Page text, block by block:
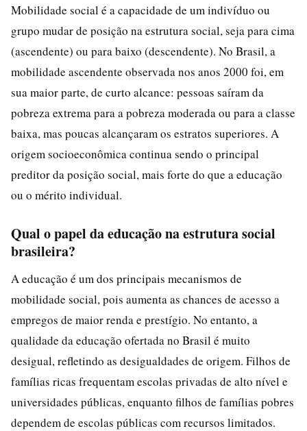
Mobilidade social é a capacidade de um indivíduo ou
grupo mudar de posição na estrutura social, seja para cima
(ascendente) ou para baixo (descendente). No Brasil, a
mobilidade ascendente observada nos anos 2000 foi, em
sua maior parte, de curto alcance: pessoas saíram da
pobreza extrema para a pobreza moderada ou para a classe
baixa, mas poucas alcançaram os estratos superiores. A
origem socioeconômica continua sendo o principal
preditor da posição social, mais forte do que a educação
ou o mérito individual.
Qual o papel da educação na estrutura social
brasileira?
A educação é um dos principais mecanismos de
mobilidade social, pois aumenta as chances de acesso a
empregos de maior renda e prestígio. No entanto, a
qualidade da educação ofertada no Brasil é muito
desigual, refletindo as desigualdades de origem. Filhos de
famílias ricas frequentam escolas privadas de alto nível e
universidades públicas, enquanto filhos de famílias pobres
dependem de escolas públicas com recursos limitados.